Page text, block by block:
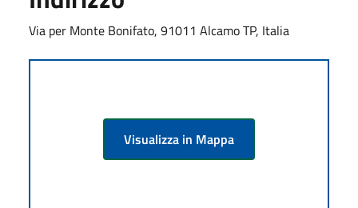
Via per Monte Bonifato, 91011 Alcamo TP, Italia
Visualizza in Mappa